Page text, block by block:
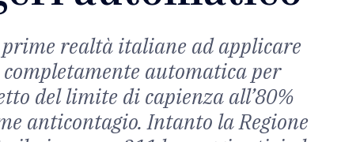
prime realtà italiane ad applicare
automatica per
del limite di capienza all’80%
anticontagio. Intanto la Regione